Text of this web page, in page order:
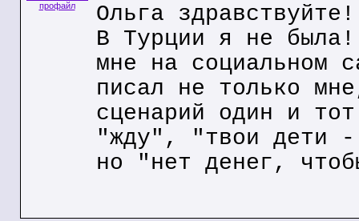
профайл
Ольга здравствуйте!
В Турции я не была!
мне на социальном
писал не только
сценарий один и
"жду", "твои дети
но "нет денег,